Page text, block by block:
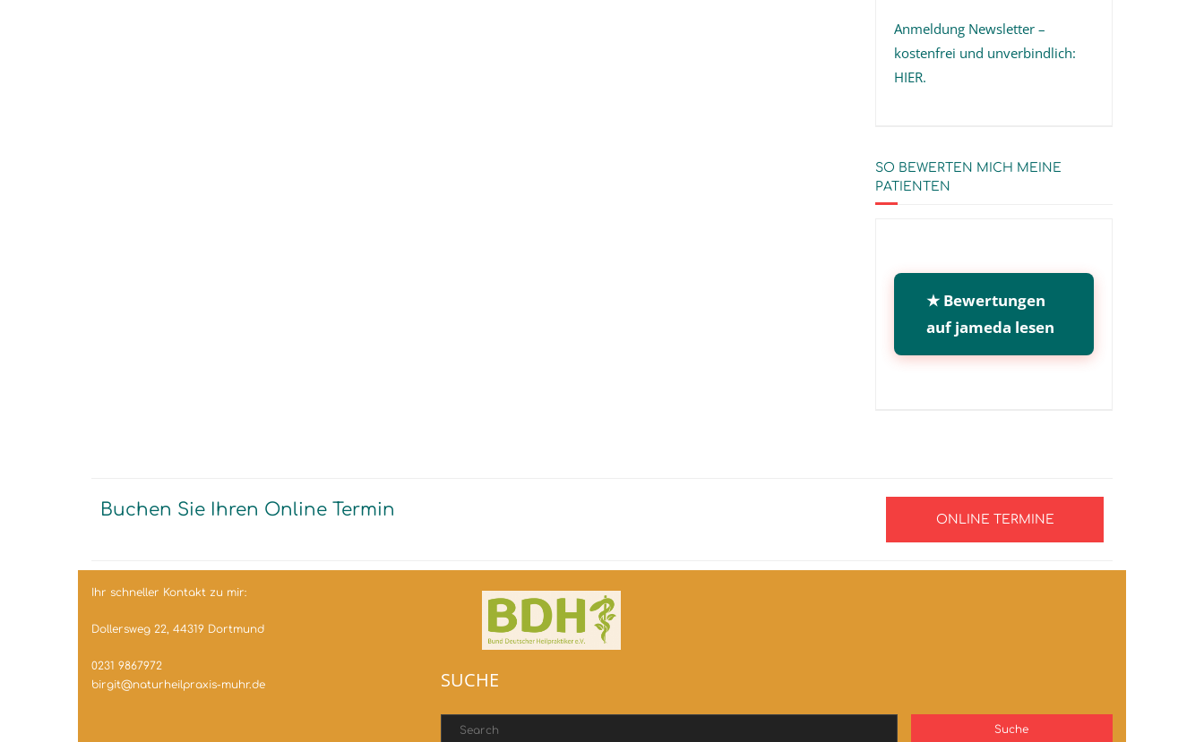
Anmeldung Newsletter –
kostenfrei und unverbindlich:
HIER.
SO BEWERTEN MICH MEINE
PATIENTEN
★ Bewertungen
auf jameda lesen
Buchen Sie Ihren Online Termin ONLINE TERMINE
Ihr schneller Kontakt zu mir:
Dollersweg 22, 44319 Dortmund
0231 9867972
birgit@naturheilpraxis-muhr.de
SUCHE